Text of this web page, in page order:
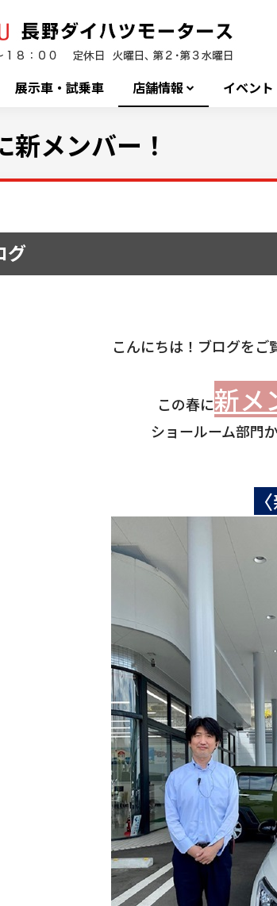
展示車・試乗車 店舗情報 イベン
新メンバー！
グ
こんにちは！ブログを
この春に新メ
ショールーム部門